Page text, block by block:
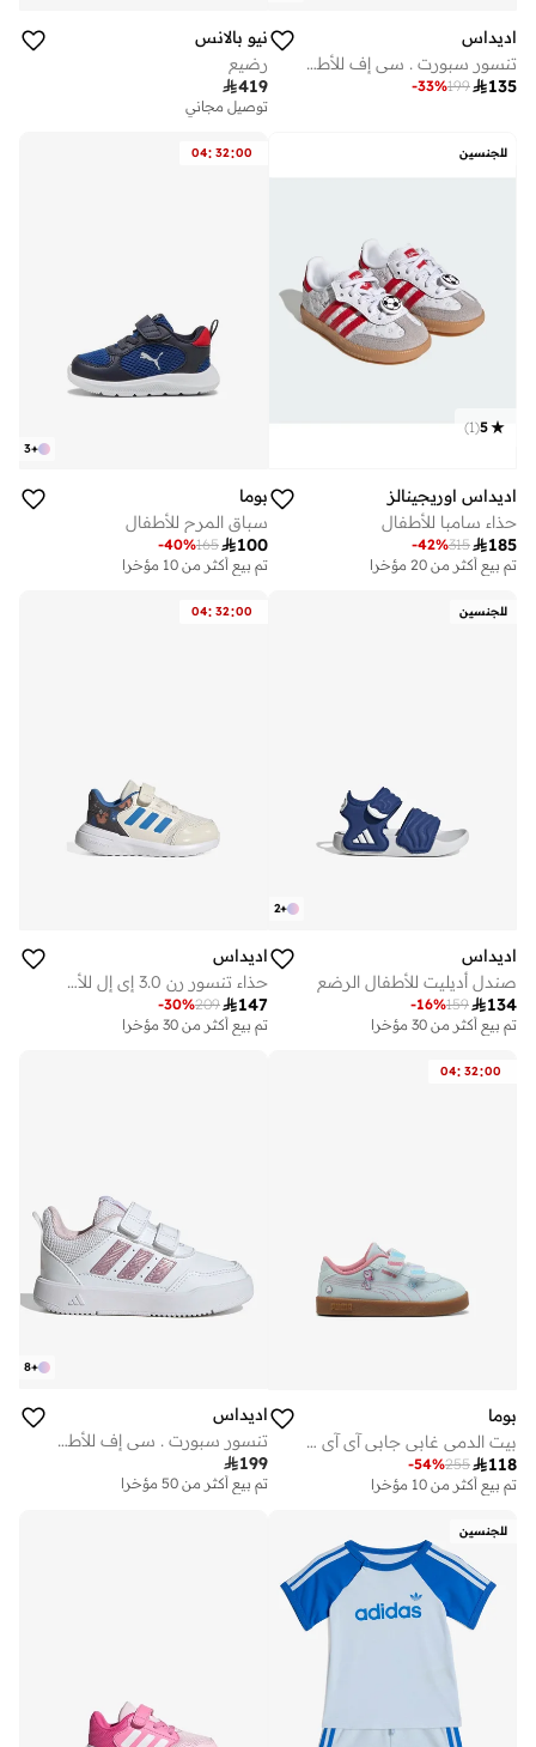
اديداس
تنسور سبورت . سي إف للأطفال الرضع
135
199
-33%
نيو بالانس
رضيع
419
توصيل مجاني
للجنسين
5
(
1
)
اديداس اوريجينالز
حذاء سامبا للأطفال
185
315
-42%
تم بيع أكثر من 20 مؤخرا
04: 32:00
+
3
بوما
سباق المرح للأطفال
100
165
-40%
تم بيع أكثر من 10 مؤخرا
للجنسين
+
2
اديداس
صندل أديليت للأطفال الرضع
134
159
-16%
تم بيع أكثر من 30 مؤخرا
04: 32:00
اديداس
حذاء تنسور رن 3.0 إي إل للأطفال
147
209
-30%
تم بيع أكثر من 30 مؤخرا
04: 32:00
بوما
بيت الدمى غابي جابي آي آي إنفانت كلوب
118
255
-54%
تم بيع أكثر من 10 مؤخرا
+
8
اديداس
تنسور سبورت . سي إف للأطفال الرضع
199
تم بيع أكثر من 50 مؤخرا
للجنسين